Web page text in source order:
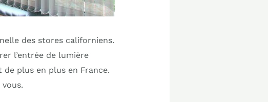
des stores californiens.
l’entrée de lumière
plus en plus en France.